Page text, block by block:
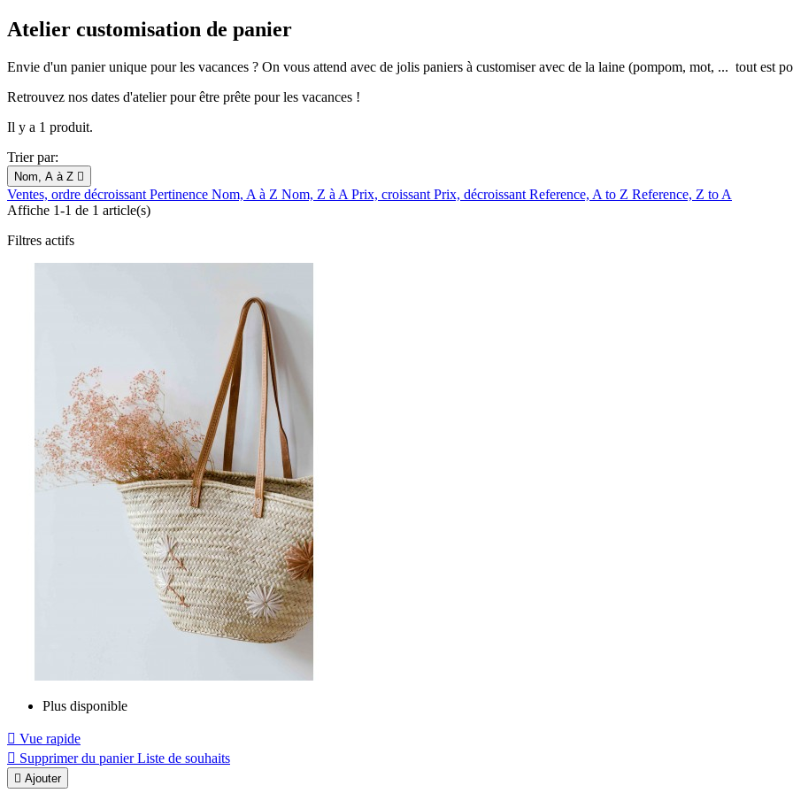
Atelier customisation de panier
Envie d'un panier unique pour les vacances ? On vous attend avec de jolis paniers à customiser avec de la laine (pompom, mot, ... tout est
Retrouvez nos dates d'atelier pour être prête pour les vacances !
Il y a 1 produit.
Trier par:
Nom, A à Z 
Ventes, ordre décroissant Pertinence Nom, A à Z Nom, Z à A Prix, croissant Prix, décroissant Reference, A to Z Reference, Z to A
Affiche 1-1 de 1 article(s)
Filtres actifs
Plus disponible
 Vue rapide
 Supprimer du panier Liste de souhaits
 Ajouter